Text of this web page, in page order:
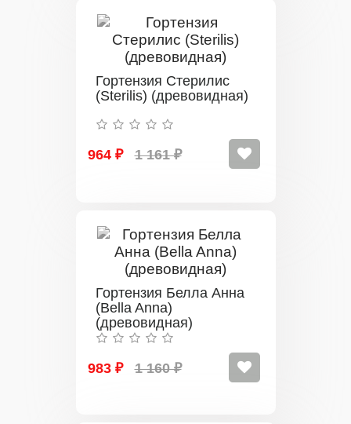
Гортензия Стерилис
(Sterilis) (древовидная)
964 ₽ 1 161 ₽
Гортензия Белла Анна
(Bella Anna)
(древовидная)
983 ₽ 1 160 ₽